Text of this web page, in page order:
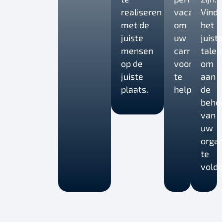
realiseren
met de
juiste
mensen
op de
juiste
plaats.
vacature
om
uw
carrière
vooruit
te
helpen.
Vind
het
om
aan
de
van
uw
te